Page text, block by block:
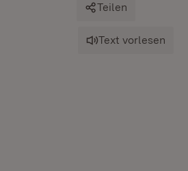
Teilen
Text vorlesen